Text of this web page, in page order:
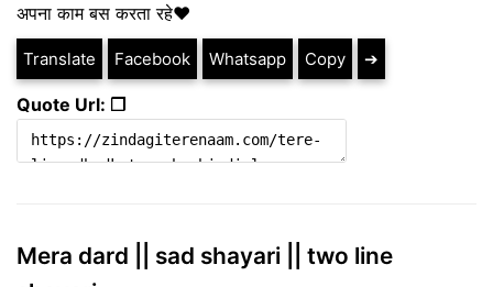
अपना काम बस करता रहे❤
Translate Facebook Whatsapp Copy ➔
Quote Url: ❐
Mera dard || sad shayari || two line